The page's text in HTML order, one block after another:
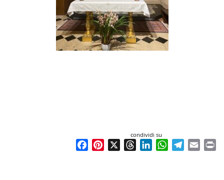
condividi su
FacebookPinterest ThreadsLinkedInWhatsApp
Telegram
Email